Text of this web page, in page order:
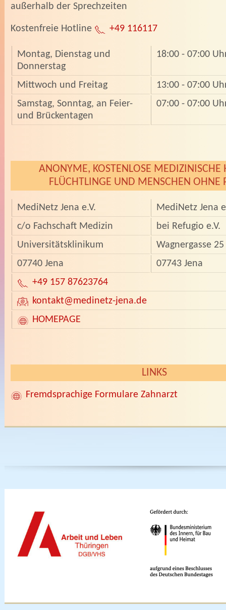
außerhalb der Sprechzeiten
Kostenfreie Hotline +49 116117
Montag, Dienstag und
Donnerstag
18:00 - 07:00
Mittwoch und Freitag
13:00 - 07:00
Samstag, Sonntag, an Feier-
und Brückentagen
07:00 - 07:00
ANONYME, KOSTENLOSE MEDIZINISCHE
FLÜCHTLINGE UND MENSCHEN OHNE
MediNetz Jena e.V.
MediNetz Jena
c/o Fachschaft Medizin
bei Refugio e.V.
Universitätsklinikum
Wagnergasse 25
07740 Jena
07743 Jena
+49 157 87623764
kontakt@medinetz-jena.de
HOMEPAGE
LINKS
Fremdsprachige Formulare Zahnarzt